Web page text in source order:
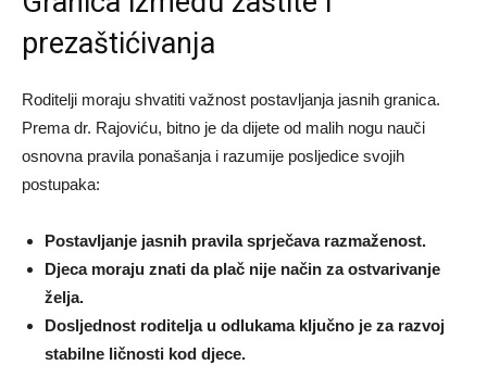
prezaštićivanja
Roditelji moraju shvatiti važnost postavljanja jasnih granica.
Prema dr. Rajoviću, bitno je da dijete od malih nogu nauči
osnovna pravila ponašanja i razumije posljedice svojih
postupaka:
Postavljanje jasnih pravila sprječava razmaženost.
Djeca moraju znati da plač nije način za ostvarivanje
želja.
Dosljednost roditelja u odlukama ključno je za razvoj
stabilne ličnosti kod djece.